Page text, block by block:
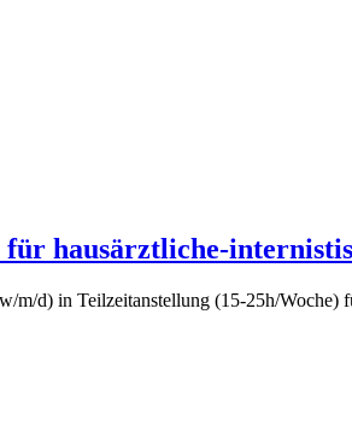
hausärztliche-
d) in Teilzeitanstellung (15-25h/